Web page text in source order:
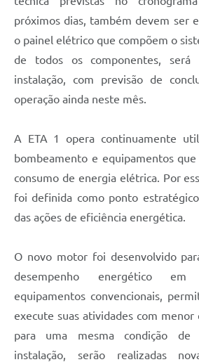
próximos dias, também devem ser
o painel elétrico que compõem o
de todos os componentes,
instalação, com previsão de
operação ainda neste mês.
A ETA 1 opera continuamente
bombeamento e equipamentos
consumo de energia elétrica. Por
foi definida como ponto
das ações de eficiência energética.
O novo motor foi desenvolvido
desempenho energético em
equipamentos convencionais,
execute suas atividades com menor
para uma mesma condição de
instalação, serão realizadas